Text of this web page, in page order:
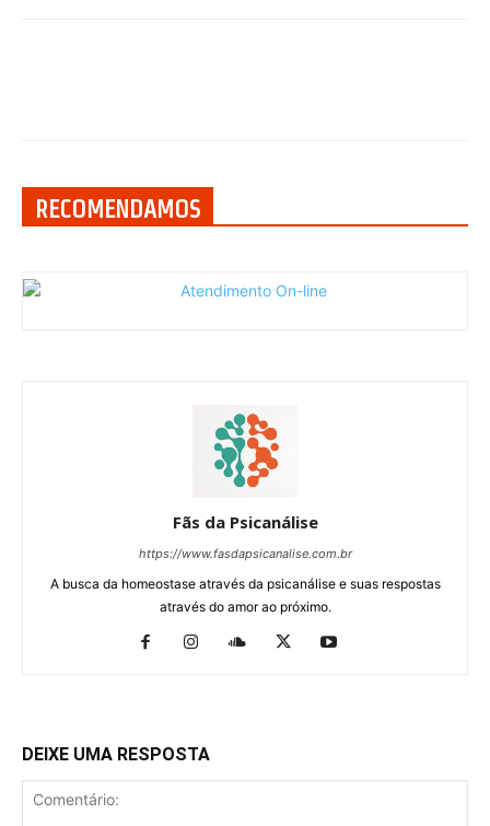
RECOMENDAMOS
Fãs da Psicanálise
https://www.fasdapsicanalise.com.br
A busca da homeostase através da psicanálise e suas respostas
através do amor ao próximo.
DEIXE UMA RESPOSTA